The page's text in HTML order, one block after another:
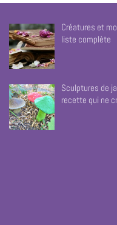
Créatures et
liste complète
Sculptures de
recette qui ne